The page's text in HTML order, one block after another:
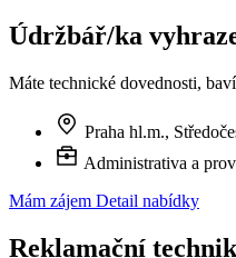
Údržbář/ka
Máte technické dovednosti,
Praha hl.m.,
Administrativa a
Mám zájem Detail nabídky
Reklamační